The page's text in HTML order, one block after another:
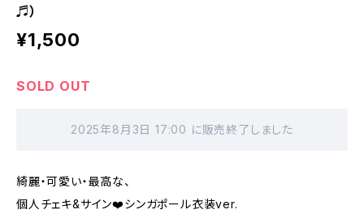
♬）
¥1,500
SOLD OUT
2025年8月3日 17:00 に販売終了しました
綺麗・可愛い・最高な、
個人チェキ&サイン❤️シンガポール衣装ver.